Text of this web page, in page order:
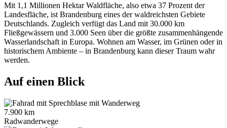
Mit 1,1 Millionen Hektar Waldfläche, also etwa 37 Prozent der
Landesfläche, ist Brandenburg eines der waldreichsten Gebiete
Deutschlands. Zugleich verfügt das Land mit 30.000 km
Fließgewässern und 3.000 Seen über die größte zusammenhängende
Wasserlandschaft in Europa. Wohnen am Wasser, im Grünen oder in
historischem Ambiente – in Brandenburg kann dieser Traum wahr
werden.
Auf einen Blick
7.900 km
Radwanderwege